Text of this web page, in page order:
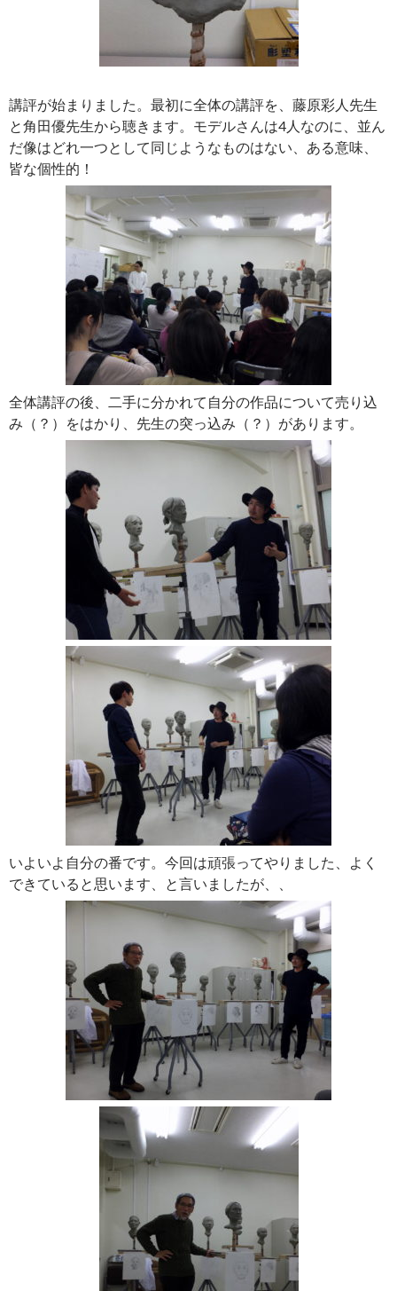
講評が始まりました。最初に全体の講評を、藤原彩人先生
と角田優先生から聴きます。モデルさんは4人なのに、並ん
だ像はどれ一つとして同じようなものはない、ある意味、
皆な個性的！
全体講評の後、二手に分かれて自分の作品について売り込
み（？）をはかり、先生の突っ込み（？）があります。
いよいよ自分の番です。今回は頑張ってやりました、よく
できていると思います、と言いましたが、、